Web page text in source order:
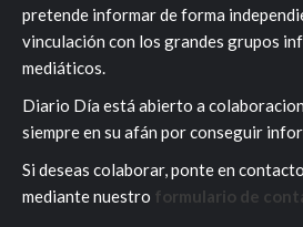
pretende informar de forma
vinculación con los grandes grupos
mediáticos.
Diario Día está abierto a
siempre en su afán por conseguir
Si deseas colaborar, ponte en
mediante nuestro formulario de